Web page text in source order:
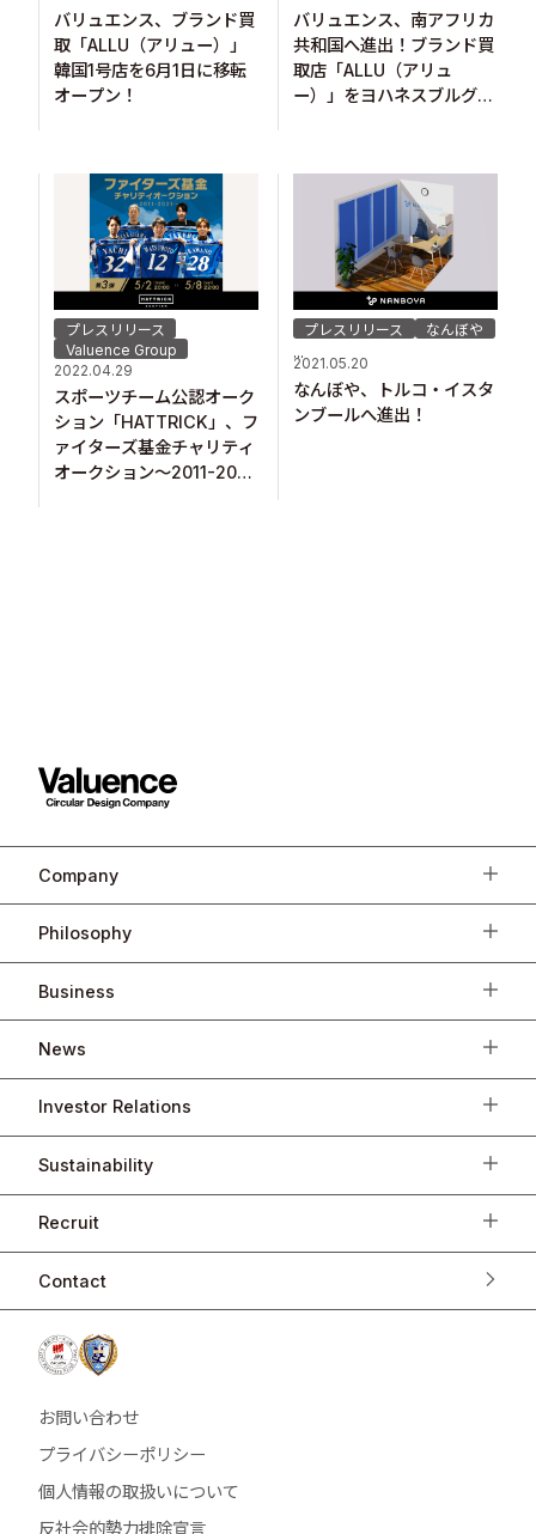
バリュエンス、ブランド買
取「ALLU（アリュー）」
韓国1号店を6月1日に移転
オープン！
バリュエンス、南アフリカ
共和国へ進出！ブランド買
取店「ALLU（アリュ
ー）」をヨハネスブルグに
プレスリリース
Valuence Group
2022.04.29
スポーツチーム公認オーク
ション「HATTRICK」、フ
ァイターズ基金チャリティ
オークション～2011-2021
プレスリリース
なんぼや
...
2021.05.20
なんぼや、トルコ・イスタ
ンブールへ進出！ ​
Company
Philosophy
Business
News
Investor Relations
Sustainability
Recruit
Contact
お問い合わせ
プライバシーポリシー
個人情報の取扱いについて
反社会的勢力排除宣言